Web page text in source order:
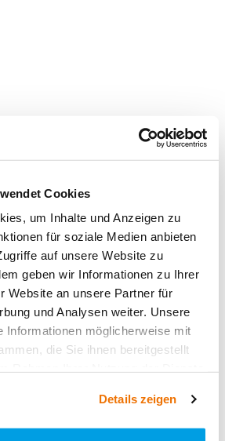
Cookies
um Inhalte und Anzeigen zu
für soziale Medien anbieten
auf unsere Website zu
geben wir Informationen zu Ihrer
Website an unsere Partner für
und Analysen weiter. Unsere
Informationen möglicherweise mit
die Sie ihnen bereitgestellt
Details zeigen